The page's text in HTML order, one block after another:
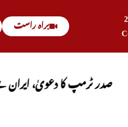
براہ راست
کا دعویٰ، ایران سے